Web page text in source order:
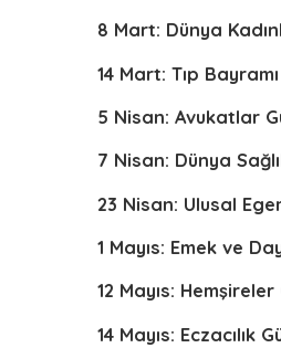
8 Mart: Dünya
14 Mart: Tıp Bayramı
5 Nisan: Avukatlar
7 Nisan: Dünya
23 Nisan: Ulusal
1 Mayıs: Emek ve
12 Mayıs:
14 Mayıs: Eczacılık